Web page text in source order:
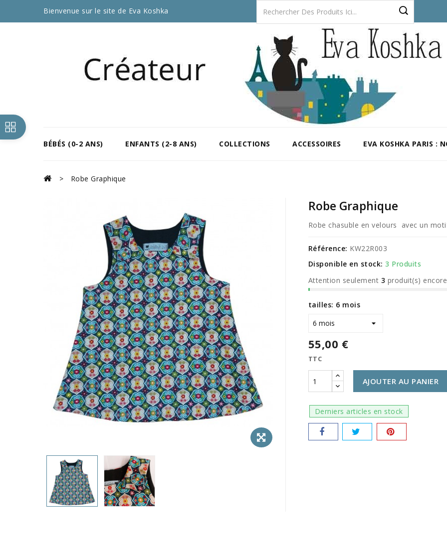
Bienvenue sur le site de Eva Koshka
BÉBÉS (0-2 ANS) ENFANTS (2-8 ANS) COLLECTIONS ACCESSOIRES EVA KOSHKA PARIS :
Robe Graphique
Robe Graphique
Robe chasuble en velours avec un
Référence: KW22R003
Disponible en stock: 3 Produits
Attention seulement 3 produit(s)
tailles: 6 mois
55,00 €
TTC
AJOUTER AU PANIER
Derniers articles en stock